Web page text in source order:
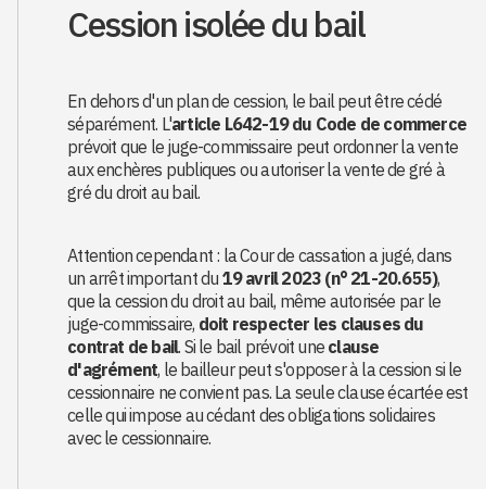
Cession isolée du bail
En dehors d'un plan de cession, le bail peut être cédé
séparément. L'article L642-19 du Code de commerce
prévoit que le juge-commissaire peut ordonner la vente
aux enchères publiques ou autoriser la vente de gré à
gré du droit au bail.
Attention cependant : la Cour de cassation a jugé, dans
un arrêt important du 19 avril 2023 (n° 21-20.655),
que la cession du droit au bail, même autorisée par le
juge-commissaire, doit respecter les clauses du
contrat de bail. Si le bail prévoit une clause
d'agrément, le bailleur peut s'opposer à la cession si le
cessionnaire ne convient pas. La seule clause écartée est
celle qui impose au cédant des obligations solidaires
avec le cessionnaire.